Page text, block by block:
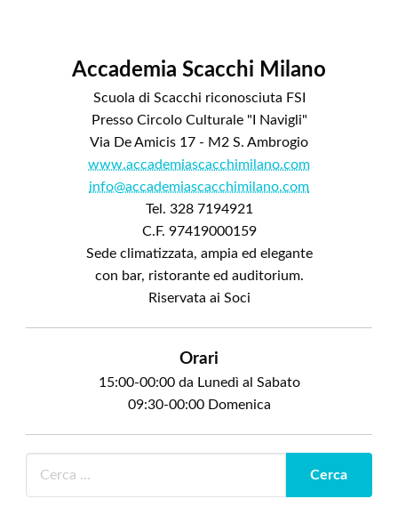
Accademia Scacchi Milano
Scuola di Scacchi riconosciuta FSI
Presso Circolo Culturale "I Navigli"
Via De Amicis 17 - M2 S. Ambrogio
www.accademiascacchimilano.com
info@accademiascacchimilano.com
Tel. 328 7194921
C.F. 97419000159
Sede climatizzata, ampia ed elegante
con bar, ristorante ed auditorium.
Riservata ai Soci
Orari
15:00-00:00 da Lunedì al Sabato
09:30-00:00 Domenica